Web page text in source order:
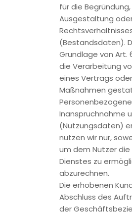
strengen Vorgaben der deutschen
bei der Nutzung von Google
Demografische Merkmale bei
Diese Website nutzt die Funktion
Merkmale” von Google Analytics.
erstellt werden, die Aussagen zu
Interessen der Seitenbesucher
stammen aus
sowie aus Besucherdaten von
können keiner bestimmten Person
können diese Funktion jederzeit
Anzeigeneinstellungen in Ihrem
oder die Erfassung Ihrer Daten
im Punkt “Widerspruch gegen
generell untersagen.
Google Analytics Remarketing
Unsere Websites nutzen die
Analytics Remarketing in